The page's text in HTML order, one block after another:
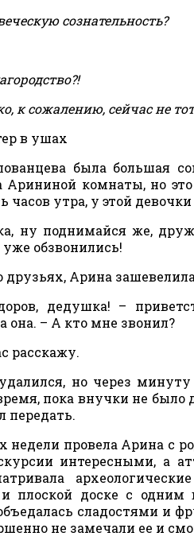
сознательность?
к сожалению, сейчас не
в ушах
была большая
Арининой комнаты, но
часов утра, у этой
ну поднимайся же,
уже обзвонились!
Арина
дедушка! –
она. – А кто мне звонил?
расскажу.
но через
пока внучки не было
передать.
недели провела Арина с
интересными, а
плоской доске с одним
сладостями и
не замечали ее и